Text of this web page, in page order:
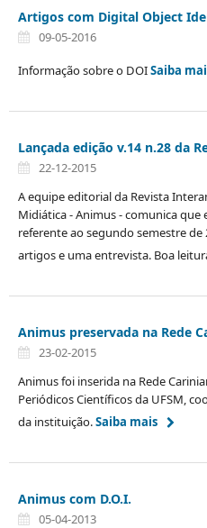
Artigos com Digital Object
09-05-2016
Informação sobre o DOISaiba
Lançada edição v.14 n.28 da
22-12-2015
A equipe editorial da Revista
Midiática - Animus - comunica que
referente ao segundo semestre de
artigos e uma entrevista. Boa
Animus preservada na Rede
23-02-2015
Animus foi inserida na Rede
Periódicos Científicos da UFSM,
da instituição.Saiba mais
Animus com D.O.I.
05-04-2013